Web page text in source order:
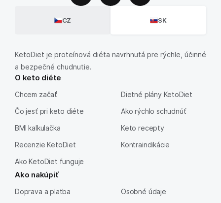
CZ SK
KetoDiet je proteínová diéta navrhnutá pre rýchle, účinné
a bezpečné chudnutie.
O keto diéte
Chcem začať
Čo jesť pri keto diéte
BMI kalkulačka
Recenzie KetoDiet
Ako KetoDiet funguje
Dietné plány KetoDiet
Ako rýchlo schudnúť
Keto recepty
Kontraindikácie
Ako nakúpiť
Doprava a platba
Osobné údaje